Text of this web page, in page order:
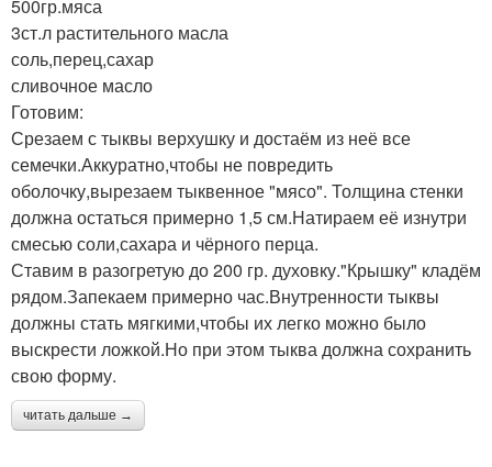
500гр.мяса
3ст.л растительного масла
соль,перец,сахар
сливочное масло
Готовим:
Срезаем с тыквы верхушку и достаём из неё все
семечки.Аккуратно,чтобы не повредить
оболочку,вырезаем тыквенное "мясо". Толщина стенки
должна остаться примерно 1,5 см.Натираем её изнутри
смесью соли,сахара и чёрного перца.
Ставим в разогретую до 200 гр. духовку."Крышку" кладём
рядом.Запекаем примерно час.Внутренности тыквы
должны стать мягкими,чтобы их легко можно было
выскрести ложкой.Но при этом тыква должна сохранить
свою форму.
читать дальше →